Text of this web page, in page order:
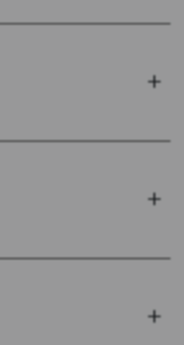
+
+
+